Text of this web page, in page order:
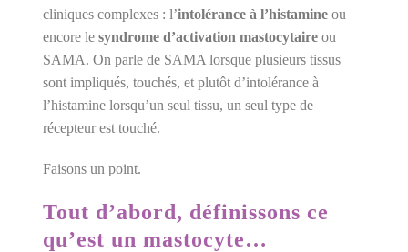
cliniques complexes : l’intolérance à l’histamine ou
encore le syndrome d’activation mastocytaire ou
SAMA. On parle de SAMA lorsque plusieurs tissus
sont impliqués, touchés, et plutôt d’intolérance à
l’histamine lorsqu’un seul tissu, un seul type de
récepteur est touché.
Faisons un point.
Tout d’abord, définissons ce
qu’est un mastocyte…